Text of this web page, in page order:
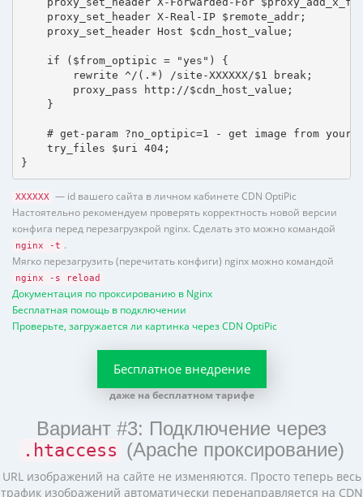
    proxy_set_header X-Real-IP $remote_addr;
    proxy_set_header Host $cdn_host_value;
    if ($from_optipic = "yes") {
        rewrite ^/(.*) /site-XXXXXX/$1 break;
        proxy_pass http://$cdn_host_value;
    }
# get-param ?no_optipic=1 - get image from your
    try_files $uri 404;
}
XXXXXX
— id вашего сайта в личном кабинете CDN OptiPic
Настоятельно рекомендуем проверять корректность новой версии
конфига перед перезагрузкрой nginx. Сделать это можно командой
nginx -t .
Мягко перезагрузить (перечитать конфиги) nginx можно командой
nginx -s reload
Документация по проксированию в Nginx
Бесплатная помощь в подключении
Проверьте, загружается ли картинка через CDN OptiPic
Бесплатное внедрение
даже на бесплатном тарифе
Вариант #3: Подключение через
.htaccess (Apache проксирование)
URL изображений на сайте не изменяются. Просто теперь весь
трафик изображений автоматически перенаправляется на CDN